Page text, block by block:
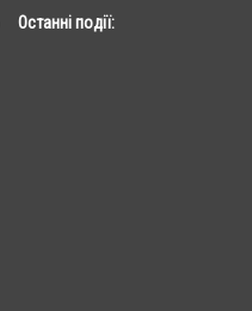
Останні події: